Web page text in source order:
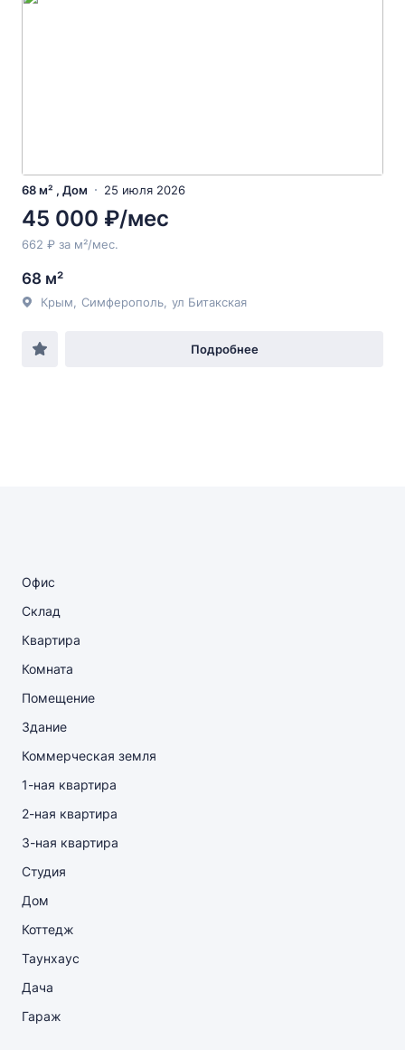
68 м² , Дом 25 июля 2026
45 000 ₽/мес
662 ₽ за м²/мес.
68 м²
Крым Симферополь ул Битакская
Подробнее
Офис
Склад
Квартира
Комната
Помещение
Здание
Коммерческая земля
1-ная квартира
2-ная квартира
3-ная квартира
Студия
Дом
Коттедж
Таунхаус
Дача
Гараж